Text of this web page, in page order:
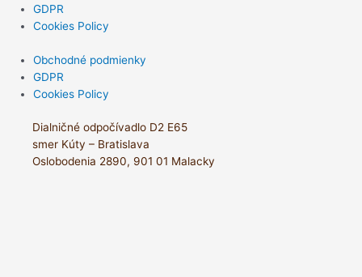
GDPR
Cookies Policy
Obchodné podmienky
GDPR
Cookies Policy
Dialničné odpočívadlo D2 E65
smer Kúty – Bratislava
Oslobodenia 2890, 901 01 Malacky